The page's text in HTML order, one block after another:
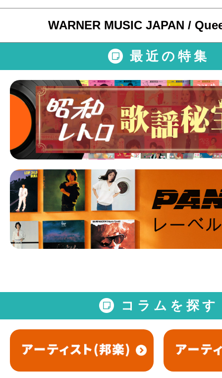
WARNER MUSIC JAPAN /
最近の特集
コラムを探す